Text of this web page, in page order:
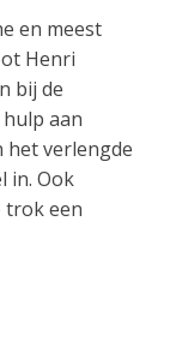
en meest
Henri
bij de
aan
het verlengde
in. Ook
trok een